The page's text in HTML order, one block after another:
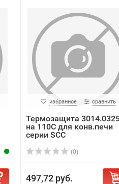
избранное сравнить
Термозащита
на 110С для конв.печи
серии SCC
(0)
497,72 руб.